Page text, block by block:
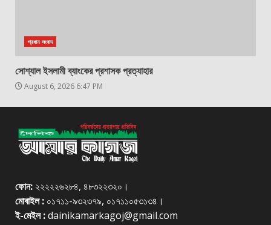
প্রধান সংবাদ
সোশ্যাল ইসলামী ব্যাংকের প্রশাসক প্রত্যাহার
August 6, 2026 6:47 PM
ফোন: ২২২২২৬২৮৪, ৪৮৩২২৩২০।
মোবাইল : ০১৭১১-৯৩২৩৭৯, ০১৭১১০৫৩১৩৪।
ই-মেইল :dainikamarkagoj@gmail.com